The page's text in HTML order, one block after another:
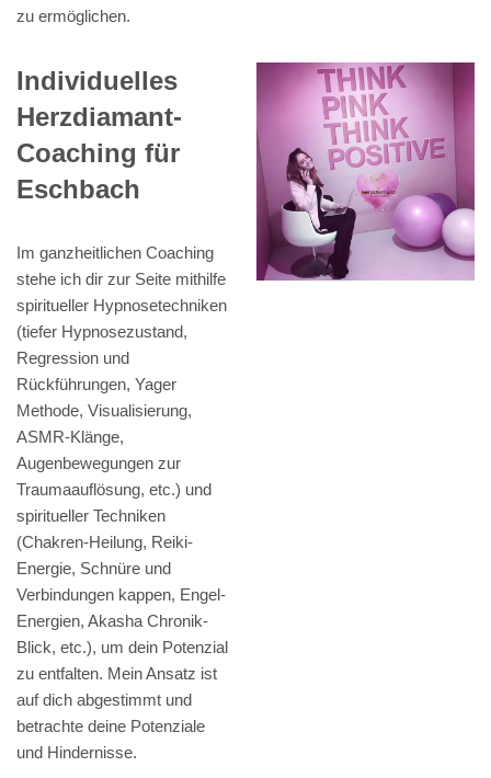
zu ermöglichen.
Individuelles
Herzdiamant-
Coaching für
Eschbach
Im ganzheitlichen Coaching
stehe ich dir zur Seite mithilfe
spiritueller Hypnosetechniken
(tiefer Hypnosezustand,
Regression und
Rückführungen, Yager
Methode, Visualisierung,
ASMR-Klänge,
Augenbewegungen zur
Traumaauflösung, etc.) und
spiritueller Techniken
(Chakren-Heilung, Reiki-
Energie, Schnüre und
Verbindungen kappen, Engel-
Energien, Akasha Chronik-
Blick, etc.), um dein Potenzial
zu entfalten. Mein Ansatz ist
auf dich abgestimmt und
betrachte deine Potenziale
und Hindernisse.